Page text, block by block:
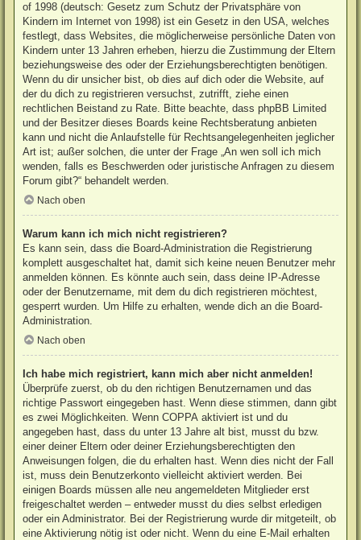
of 1998 (deutsch: Gesetz zum Schutz der Privatsphäre von
Kindern im Internet von 1998) ist ein Gesetz in den USA, welches
festlegt, dass Websites, die möglicherweise persönliche Daten von
Kindern unter 13 Jahren erheben, hierzu die Zustimmung der Eltern
beziehungsweise des oder der Erziehungsberechtigten benötigen.
Wenn du dir unsicher bist, ob dies auf dich oder die Website, auf
der du dich zu registrieren versuchst, zutrifft, ziehe einen
rechtlichen Beistand zu Rate. Bitte beachte, dass phpBB Limited
und der Besitzer dieses Boards keine Rechtsberatung anbieten
kann und nicht die Anlaufstelle für Rechtsangelegenheiten jeglicher
Art ist; außer solchen, die unter der Frage „An wen soll ich mich
wenden, falls es Beschwerden oder juristische Anfragen zu diesem
Forum gibt?“ behandelt werden.
Nach oben
Warum kann ich mich nicht registrieren?
Es kann sein, dass die Board-Administration die Registrierung
komplett ausgeschaltet hat, damit sich keine neuen Benutzer mehr
anmelden können. Es könnte auch sein, dass deine IP-Adresse
oder der Benutzername, mit dem du dich registrieren möchtest,
gesperrt wurden. Um Hilfe zu erhalten, wende dich an die Board-
Administration.
Nach oben
Ich habe mich registriert, kann mich aber nicht anmelden!
Überprüfe zuerst, ob du den richtigen Benutzernamen und das
richtige Passwort eingegeben hast. Wenn diese stimmen, dann gibt
es zwei Möglichkeiten. WennCOPPA aktiviert ist und du
angegeben hast, dass du unter 13 Jahre alt bist, musst du bzw.
einer deiner Eltern oder deiner Erziehungsberechtigten den
Anweisungen folgen, die du erhalten hast. Wenn dies nicht der Fall
ist, muss dein Benutzerkonto vielleicht aktiviert werden. Bei
einigen Boards müssen alle neu angemeldeten Mitglieder erst
freigeschaltet werden – entweder musst du dies selbst erledigen
oder ein Administrator. Bei der Registrierung wurde dir mitgeteilt, ob
eine Aktivierung nötig ist oder nicht. Wenn du eine E-Mail erhalten